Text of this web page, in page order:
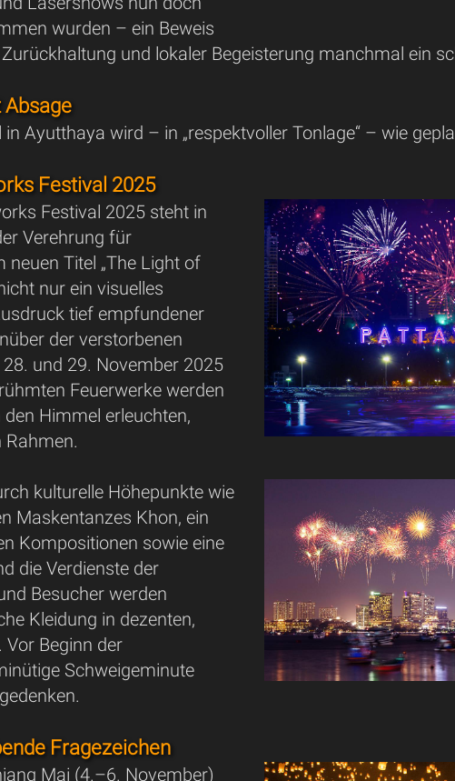
wurden – ein Beweis
und lokaler Begeisterung manchmal ein
Absage
Ayutthaya wird – in „respektvoller Tonlage“ – wie
Festival 2025
Festival 2025 steht in
Verehrung für
Titel „The Light of
nur ein visuelles
tief empfundener
der verstorbenen
und 29. November 2025
Feuerwerke werden
Himmel erleuchten,
Rahmen.
kulturelle Höhepunkte wie
Maskentanzes Khon, ein
Kompositionen sowie eine
die Verdienste der
Besucher werden
Kleidung in dezenten,
Vor Beginn der
Schweigeminute
Fragezeichen
Mai (4.–6. November)